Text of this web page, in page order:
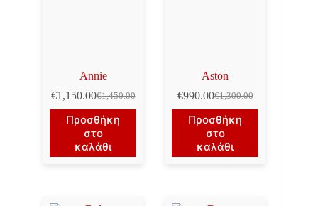
Annie
€1,450.00
Original
price
was:
€1,450.00.
€1,150.00Η
τρέχουσα
τιμή
είναι:
€1,150.00.
Προσθήκη
στο
καλάθι
Aston
€1,300.00
Original
price
was:
€1,300.00.
€990.00Η
τρέχουσα
τιμή
είναι:
€990.00.
Προσθήκη
στο
καλάθι